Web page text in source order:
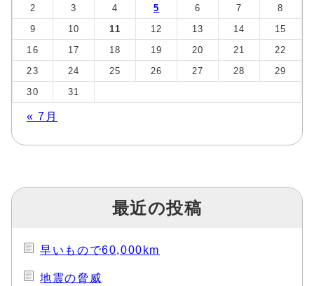
2
3 4 5 6 7
8
9
10 11 12 13 14
15
16
17 18 19 20 21
22
23
24 25 26 27 28
29
30
31
« 7月
最近の投稿
早いもので60,000km
地震の脅威